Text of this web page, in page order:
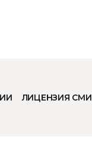
ЛИЦЕНЗИЯ СМИ